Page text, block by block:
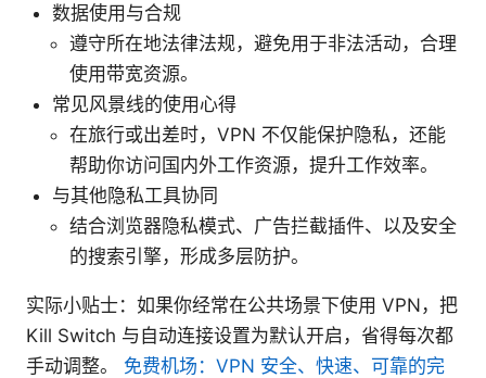
数据使用与合规
遵守所在地法律法规，避免用于非法活动，合理
使用带宽资源。
常见风景线的使用心得
在旅行或出差时，VPN 不仅能保护隐私，还能
帮助你访问国内外工作资源，提升工作效率。
与其他隐私工具协同
结合浏览器隐私模式、广告拦截插件、以及安全
的搜索引擎，形成多层防护。
实际小贴士：如果你经常在公共场景下使用 VPN，把
Kill Switch 与自动连接设置为默认开启，省得每次都
手动调整。 免费机场：VPN 安全、快速、可靠的完